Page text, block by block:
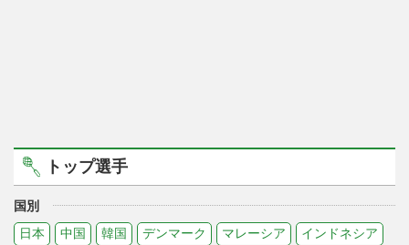
トップ選手
国別
日本
中国 韓国 デンマーク マレーシア インドネシア